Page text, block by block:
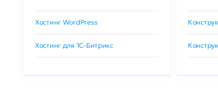
Хостинг WordPress
Хостинг для 1C-Битрикс